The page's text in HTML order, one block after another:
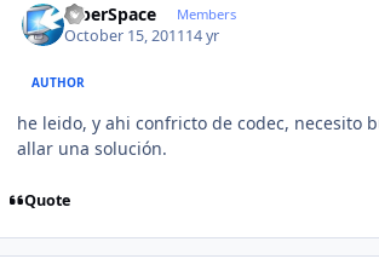
CiberSpace Members
October 15, 201114 yr
AUTHOR
he leido, y ahi confricto de codec, necesito
allar una solución.
Quote